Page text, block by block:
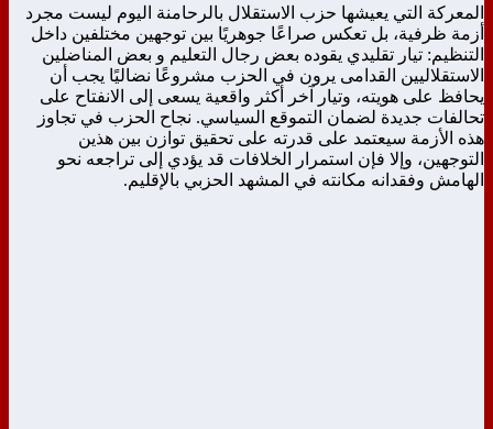
المعركة التي يعيشها حزب الاستقلال بالرحامنة اليوم ليست مجرد
أزمة ظرفية، بل تعكس صراعًا جوهريًا بين توجهين مختلفين داخل
التنظيم: تيار تقليدي يقوده بعض رجال التعليم و بعض المناضلين
الاستقلاليين القدامى يرون في الحزب مشروعًا نضاليًا يجب أن
يحافظ على هويته، وتيار آخر أكثر واقعية يسعى إلى الانفتاح على
تحالفات جديدة لضمان التموقع السياسي. نجاح الحزب في تجاوز
هذه الأزمة سيعتمد على قدرته على تحقيق توازن بين هذين
التوجهين، وإلا فإن استمرار الخلافات قد يؤدي إلى تراجعه نحو
الهامش وفقدانه مكانته في المشهد الحزبي بالإقليم.